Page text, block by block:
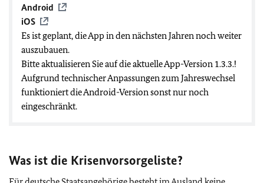
Android
iOS
Es ist geplant, die App in den nächsten Jahren noch weiter
auszubauen.
Bitte aktualisieren Sie auf die aktuelle App-Version 1.3.3.!
Aufgrund technischer Anpassungen zum Jahreswechsel
funktioniert die Android-Version sonst nur noch
eingeschränkt.
Was ist die Krisenvorsorgeliste?